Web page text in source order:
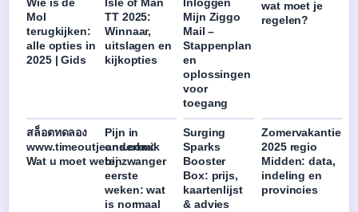
Wie is de
Mol
terugkijken:
alle opties in
2025 | Gids
Isle of Man
TT 2025:
Winnaar,
uitslagen en
kijkopties
Inloggen
Mijn Ziggo
Mail –
Stappenplan
en
oplossingen
voor
toegang
wat moet je
regelen?
สล็อตทดลอง
www.timeoutjeans.com:
Wat u moet weten
Pijn in
onderbuik
bij zwanger
eerste
weken: wat
is normaal
Surging
Sparks
Booster
Box: prijs,
kaartenlijst
& advies
Zomervakantie
2025 regio
Midden: data,
indeling en
provincies